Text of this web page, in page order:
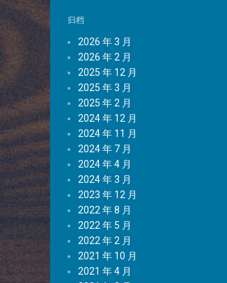
归档
2026 年 3 月
2026 年 2 月
2025 年 12 月
2025 年 3 月
2025 年 2 月
2024 年 12 月
2024 年 11 月
2024 年 7 月
2024 年 4 月
2024 年 3 月
2023 年 12 月
2022 年 8 月
2022 年 5 月
2022 年 2 月
2021 年 10 月
2021 年 4 月